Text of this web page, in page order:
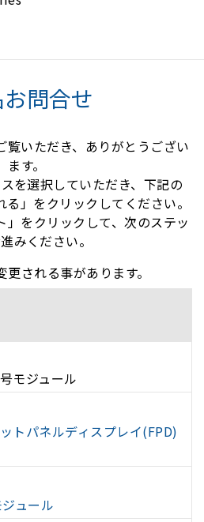
問合せ
覧いただき、ありがとうござい
ます。
を選択していただき、下記の
る」をクリックしてください。
」をクリックして、次のステッ
みください。
される事があります。
モジュール
トパネルディスプレイ(FPD)
ュール